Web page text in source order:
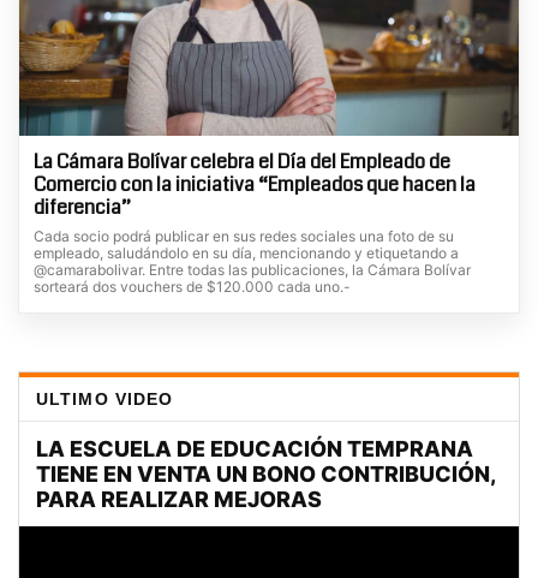
La Cámara Bolívar celebra el Día del Empleado de
Comercio con la iniciativa “Empleados que hacen la
diferencia”
Cada socio podrá publicar en sus redes sociales una foto de su
empleado, saludándolo en su día, mencionando y etiquetando a
@camarabolivar. Entre todas las publicaciones, la Cámara Bolívar
sorteará dos vouchers de $120.000 cada uno.-
ULTIMO VIDEO